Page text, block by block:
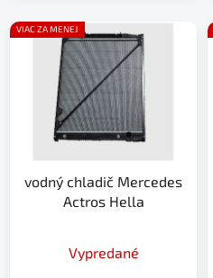
VIAC ZA MENEJ
vodný chladič Mercedes
Actros Hella
Vypredané